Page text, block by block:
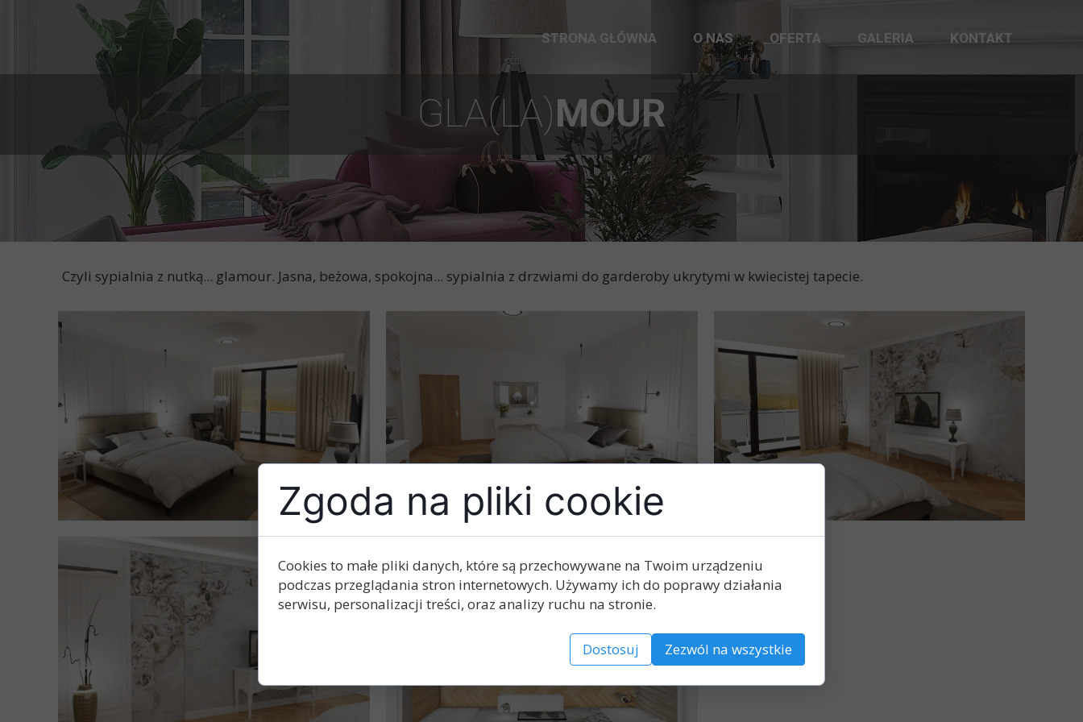
Czyli sypialnia z nutką... glamour. Jasna, beżowa, spokojna... sypialnia z drzwiami do garderoby ukrytymi w kwiecistej tapecie.
GLA(LA)MOUR
STRONA GŁÓWNA O NAS OFERTA GALERIA KONTAKT
Zgoda na pliki cookie
Cookies to małe pliki danych, które są przechowywane na Twoim urządzeniu
podczas przeglądania stron internetowych. Używamy ich do poprawy działania
serwisu, personalizacji treści, oraz analizy ruchu na stronie.
Dostosuj Zezwól na wszystkie